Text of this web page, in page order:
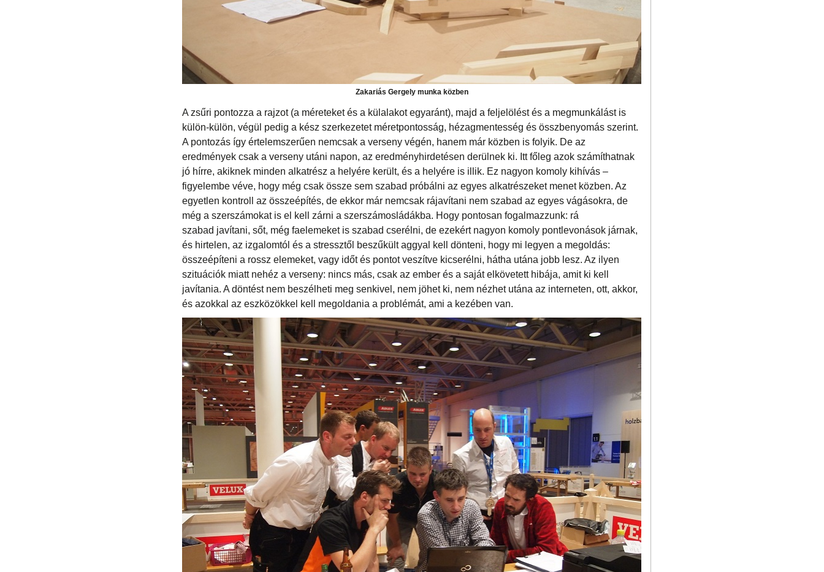
Zakariás Gergely munka közben
A zsűri pontozza a rajzot (a méreteket és a külalakot egyaránt), majd a feljelölést és a megmunkálást is
külön-külön, végül pedig a kész szerkezetet méretpontosság, hézagmentesség és összbenyomás szerint.
A pontozás így értelemszerűen nemcsak a verseny végén, hanem már közben is folyik. De az
eredmények csak a verseny utáni napon, az eredményhirdetésen derülnek ki. Itt főleg azok számíthatnak
jó hírre, akiknek minden alkatrész a helyére került, és a helyére is illik. Ez nagyon komoly kihívás –
figyelembe véve, hogy még csak össze sem szabad próbálni az egyes alkatrészeket menet közben. Az
egyetlen kontroll az összeépítés, de ekkor már nemcsak rájavítani nem szabad az egyes vágásokra, de
még a szerszámokat is el kell zárni a szerszámosládákba. Hogy pontosan fogalmazzunk: rá
szabad javítani, sőt, még faelemeket is szabad cserélni, de ezekért nagyon komoly pontlevonások járnak,
és hirtelen, az izgalomtól és a stressztől beszűkült aggyal kell dönteni, hogy mi legyen a megoldás:
összeépíteni a rossz elemeket, vagy időt és pontot veszítve kicserélni, hátha utána jobb lesz. Az ilyen
szituációk miatt nehéz a verseny: nincs más, csak az ember és a saját elkövetett hibája, amit ki kell
javítania. A döntést nem beszélheti meg senkivel, nem jöhet ki, nem nézhet utána az interneten, ott, akkor,
és azokkal az eszközökkel kell megoldania a problémát, ami a kezében van.